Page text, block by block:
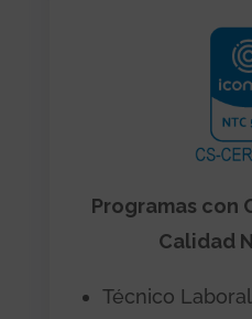
Programas con
Calidad
Técnico